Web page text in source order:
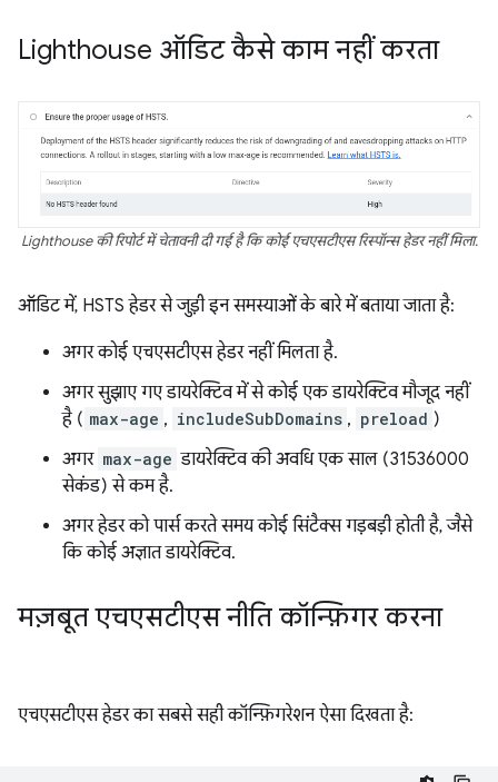
Lighthouse ऑडिट कैसे काम नहीं करता
Lighthouse की रिपोर्ट में चेतावनी दी गई है कि कोई एचएसटीएस रिस्पॉन्स हेडर नहीं मिला.
ऑडिट में, HSTS हेडर से जुड़ी इन समस्याओं के बारे में बताया जाता है:
अगर कोई एचएसटीएस हेडर नहीं मिलता है.
अगर सुझाए गए डायरेक्टिव में से कोई एक डायरेक्टिव मौजूद नहीं
है ( max-age , includeSubDomains , preload )
अगर max-age डायरेक्टिव की अवधि एक साल (31536000
सेकंड) से कम है.
अगर हेडर को पार्स करते समय कोई सिंटैक्स गड़बड़ी होती है, जैसे
कि कोई अज्ञात डायरेक्टिव.
मज़बूत एचएसटीएस नीति कॉन्फ़िगर करना
एचएसटीएस हेडर का सबसे सही कॉन्फ़िगरेशन ऐसा दिखता है: